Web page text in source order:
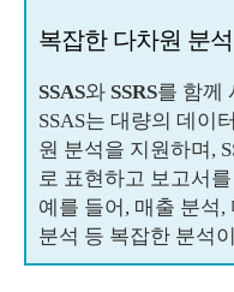
복잡한 다차원 분
SSAS와 SSRS를 함께
SSAS는 대량의 데이
원 분석을 지원하며,
로 표현하고 보고서
예를 들어, 매출 분석
분석 등 복잡한 분석